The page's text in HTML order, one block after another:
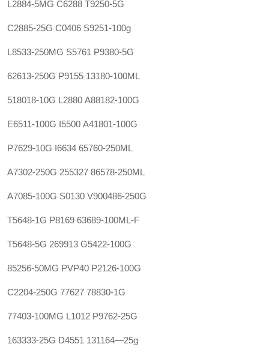
L2884-5MG C6288 T9250-5G
C2885-25G C0406 S9251-100g
L8533-250MG S5761 P9380-5G
62613-250G P9155 13180-100ML
518018-10G L2880 A88182-100G
E6511-100G I5500 A41801-100G
P7629-10G I6634 65760-250ML
A7302-250G 255327 86578-250ML
A7085-100G S0130 V900486-250G
T5648-1G P8169 63689-100ML-F
T5648-5G 269913 G5422-100G
85256-50MG PVP40 P2126-100G
C2204-250G 77627 78830-1G‍
77403-100MG L1012 P9762-25G
163333-25G D4551 131164—25g